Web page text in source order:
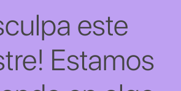
este
Estamos